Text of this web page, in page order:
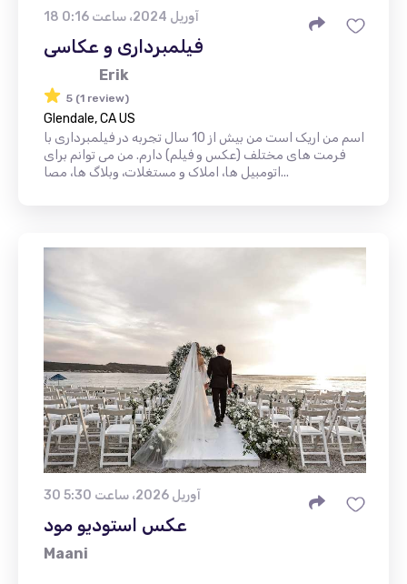
18 آوریل 2024، ساعت 0:16
فیلمبرداری و عکاسی
Erik
5 (1 review)
Glendale, CA US
اسم من اریک است من بیش از 10 سال تجربه در فیلمبرداری با
فرمت های مختلف (عکس و فیلم) دارم. من می توانم برای
اتومبیل ها، املاک و مستغلات، وبلاگ ها، مصا...
30 آوریل 2026، ساعت 5:30
عکس استودیو مود
Maani